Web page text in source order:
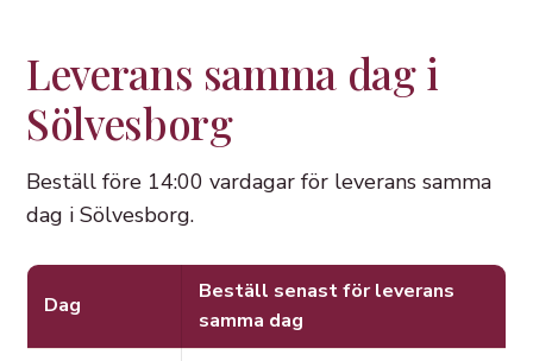
Leverans samma dag i
Sölvesborg
Beställ före 14:00 vardagar för leverans samma
dag i Sölvesborg.
Dag
Beställ senast för leverans
samma dag